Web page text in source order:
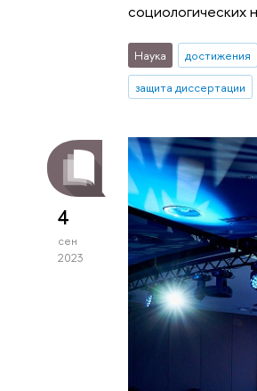
социологических
Наука достижения
защита диссертации
4
сен
2023